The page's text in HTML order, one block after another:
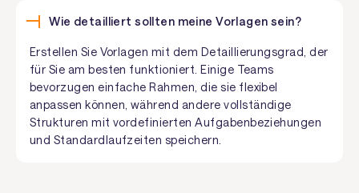
Wie detailliert sollten meine Vorlagen sein?
Erstellen Sie Vorlagen mit dem Detaillierungsgrad, der
für Sie am besten funktioniert. Einige Teams
bevorzugen einfache Rahmen, die sie flexibel
anpassen können, während andere vollständige
Strukturen mit vordefinierten Aufgabenbeziehungen
und Standardlaufzeiten speichern.